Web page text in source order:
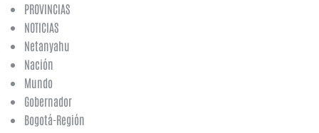
PROVINCIAS
NOTICIAS
Netanyahu
Nación
Mundo
Gobernador
Bogotá-Región